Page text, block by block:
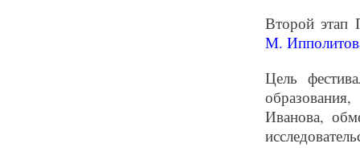
Второй этап
М.
Цель
Иванова,